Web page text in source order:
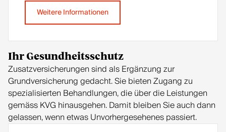
Weitere Informationen
Ihr Gesundheitsschutz
Zusatzversicherungen sind als Ergänzung zur
Grundversicherung gedacht. Sie bieten Zugang zu
spezialisierten Behandlungen, die über die Leistungen
gemäss KVG hinausgehen. Damit bleiben Sie auch dann
gelassen, wenn etwas Unvorhergesehenes passiert.